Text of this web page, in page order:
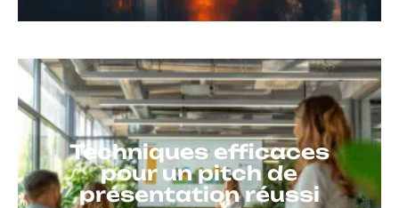
Techniques efficaces
pour un pitch de
présentation réussi